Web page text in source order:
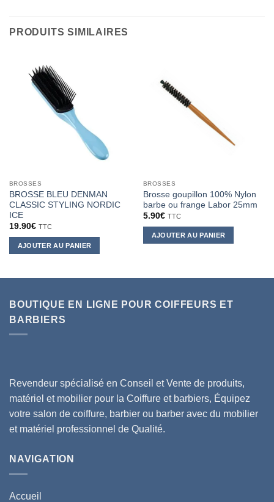
PRODUITS SIMILAIRES
BROSSES
BROSSE BLEU DENMAN
CLASSIC STYLING NORDIC
ICE
19.90€ TTC
AJOUTER AU PANIER
BROSSES
Brosse goupillon 100% Nylon
barbe ou frange Labor 25mm
5.90€ TTC
AJOUTER AU PANIER
BOUTIQUE EN LIGNE POUR COIFFEURS ET
BARBIERS
Revendeur spécialisé en Conseil et Vente de produits,
matériel et mobilier pour la Coiffure et barbiers, Équipez
votre salon de coiffure, barbier ou barber avec du mobilier
et matériel professionnel de Qualité.
NAVIGATION
Accueil